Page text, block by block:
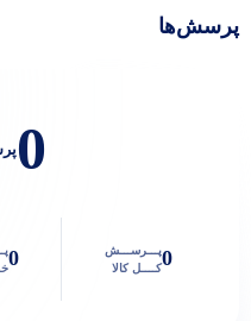
پرسش‌ها
0
0پـــرســـش
کــــل کالا
0